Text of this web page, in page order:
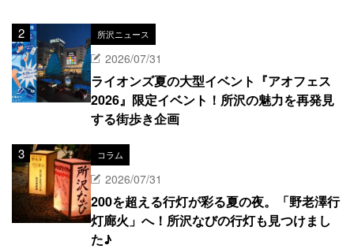
所沢ニュース
2026/07/31
ライオンズ夏の大型イベント『アオフェス
2026』限定イベント！所沢の魅力を再発見
する街歩き企画
コラム
2026/07/31
200を超える行灯が彩る夏の夜。「野老澤行
灯廊火」へ！所沢なびの行灯も見つけまし
た♪